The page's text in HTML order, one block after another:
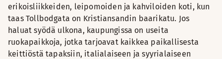
erikoisliikkeiden, leipomoiden ja kahviloiden koti, kun
taas Tollbodgata on Kristiansandin baarikatu. Jos
haluat syödä ulkona, kaupungissa on useita
ruokapaikkoja, jotka tarjoavat kaikkea paikallisesta
keittiöstä tapaksiin, italialaiseen ja syyrialaiseen